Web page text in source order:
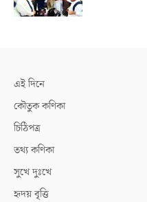
এই দিনে
কৌতুক কণিকা
চিঠিপত্র
তথ্য কণিকা
সুখে দুঃখে
হৃদয় বৃত্তি